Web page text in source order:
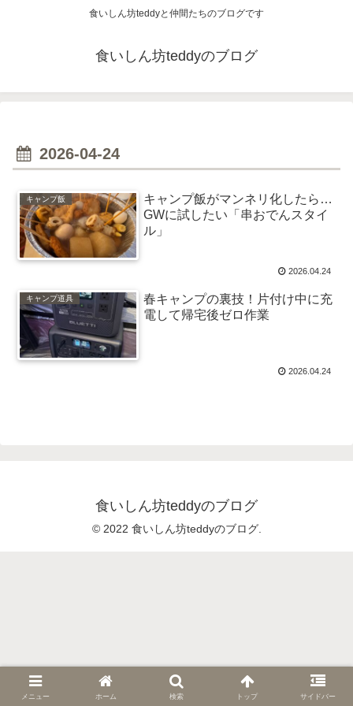
食いしん坊teddyと仲間たちのブログです
食いしん坊teddyのブログ
2026-04-24
キャンプ飯
キャンプ飯がマンネリ化したら…
GWに試したい「串おでんスタイ
ル」
2026.04.24
キャンプ道具
春キャンプの裏技！片付け中に充
電して帰宅後ゼロ作業
2026.04.24
食いしん坊teddyのブログ
© 2022 食いしん坊teddyのブログ.
メニュー ホーム 検索 トップ サイドバー